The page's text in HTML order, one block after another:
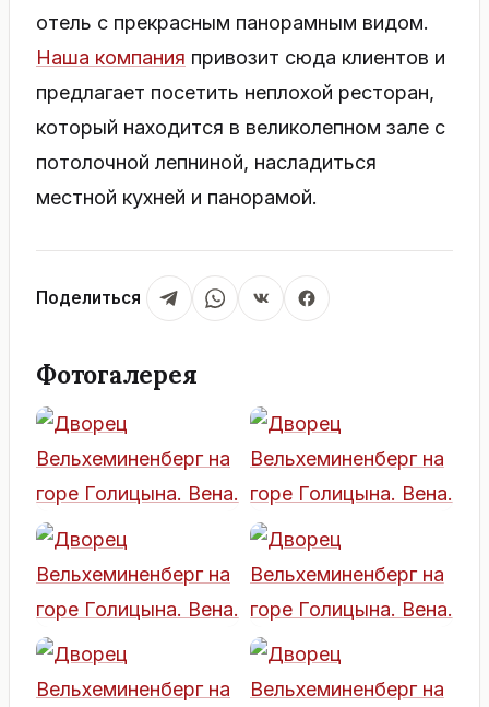
отель с прекрасным панорамным видом.
Наша компания привозит сюда клиентов и
предлагает посетить неплохой ресторан,
который находится в великолепном зале с
потолочной лепниной, насладиться
местной кухней и панорамой.
Поделиться
Фотогалерея